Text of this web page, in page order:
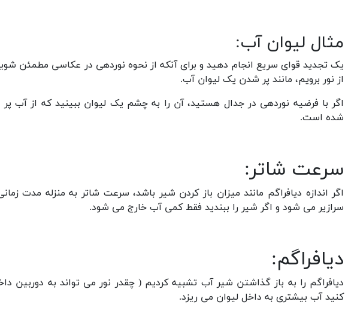
مثال ليوان آب:
یک تجدید قوای سریع انجام دهید و برای آنکه از نحوه نوردهی در عکاسی مطمئن
از نور برویم، مانند پر شدن یک لیوان آب.
اگر با فرضیه نوردهی در جدال هستید، آن را به چشم یک لیوان ببینید که از آب
شده است.
سرعت شاتر:
اگر اندازه دیافراگم مانند میزان باز کردن شیر باشد، سرعت شاتر به منزله مدت
سرازیر می شود و اگر شیر را ببندید فقط کمی آب خارج می شود.
دیافراگم:
دیافراگم را به باز گذاشتن شیر آب تشبیه کردیم ( چقدر نور می تواند به دوربین
کنید آب بیشتری به داخل لیوان می ریزد.